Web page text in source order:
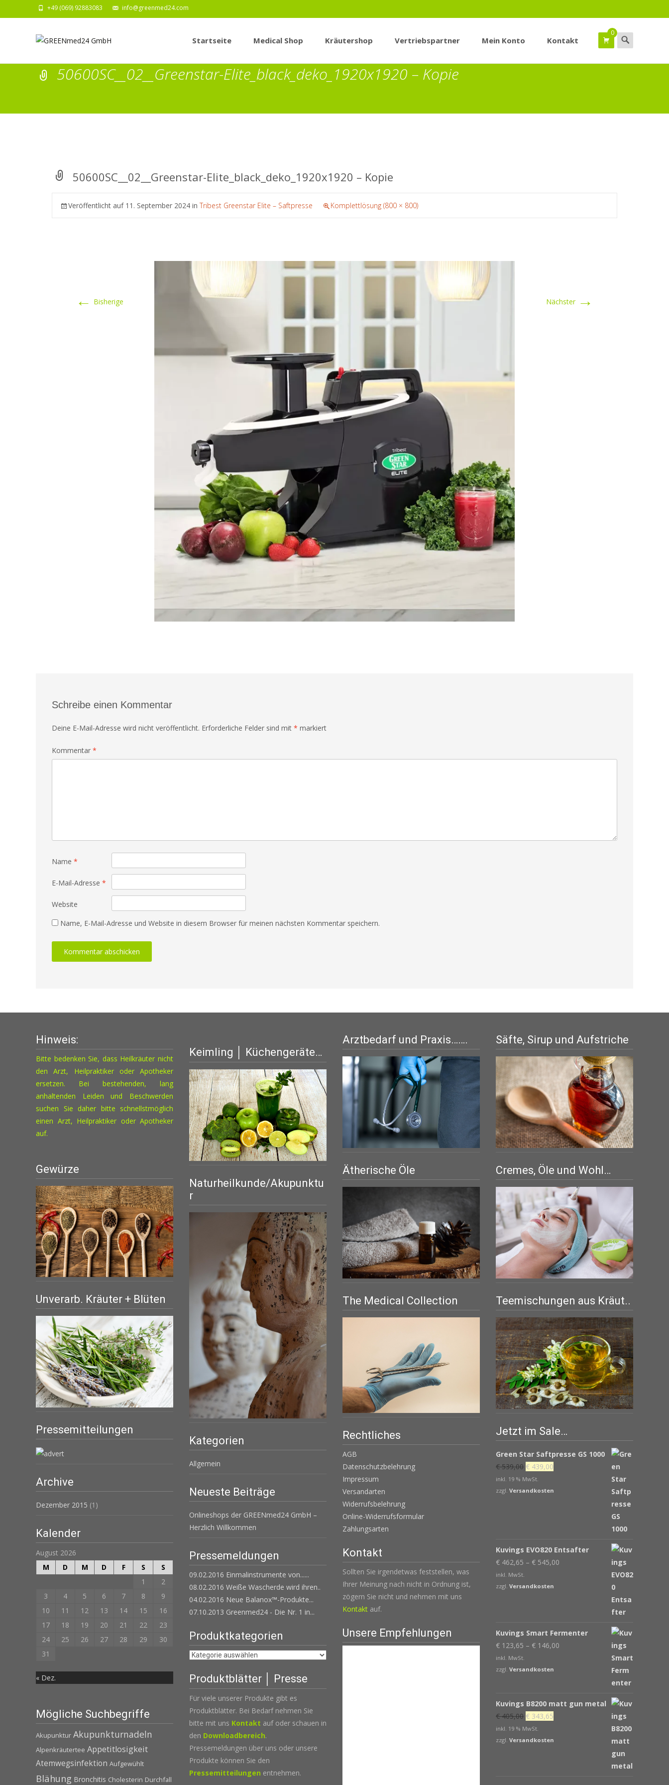
+49 (069) 92883083 info@greenmed24.com
InhaltStartseite Medical Shop Kräutershop Vertriebspartner Mein Konto Kontakt
0 Suchen
nach:
50600SC__02__Greenstar-Elite_black_deko_1920x1920 – Kopie
50600SC__02__Greenstar-Elite_black_deko_1920x1920 – Kopie
Veröffentlicht auf 11. September 2024 inTribest Greenstar Elite – Saftpresse Komplettlösung (800 × 800)
← Bisherige Nächster →
Schreibe einen Kommentar
Deine E-Mail-Adresse wird nicht veröffentlicht. Erforderliche Felder sind mit * markiert
Kommentar *
Name *
E-Mail-Adresse *
Website
Name, E-Mail-Adresse und Website in diesem Browser für meinen nächsten Kommentar speichern.
Hinweis:
Bitte bedenken Sie, dass Heilkräuter nicht
den Arzt, Heilpraktiker oder Apotheker
ersetzen. Bei bestehenden, lang
anhaltenden Leiden und Beschwerden
suchen Sie daher bitte schnellstmöglich
einen Arzt, Heilpraktiker oder Apotheker
auf.
Arztbedarf und Praxis…….
Säfte, Sirup und Aufstriche
Keimling │ Küchengeräte…
Gewürze Cremes, Öle und Wohl…
Ätherische Öle
Naturheilkunde/Akupunktu
r
Unverarb. Kräuter + Blüten Teemischungen aus Kräut..
The Medical Collection
Pressemitteilungen Jetzt im Sale…
Green Star Saftpresse GS 1000
€539,00 Ursprünglicher
Preis
war:
€ 439,00
ist:
inkl. 19 % MwSt.
zzgl. Versandkosten
Kuvings EVO820 Entsafter
€ 462,65 – € 545,00
inkl. MwSt.
zzgl. Versandkosten
Kuvings Smart Fermenter
€ 123,65 – € 146,00
inkl. MwSt.
zzgl. Versandkosten
Kuvings B8200 matt gun metal
€405,00 Ursprünglicher
Preis
war:
€ 343,65
ist:
inkl. 19 % MwSt.
zzgl. Versandkosten
Rechtliches
AGB
Datenschutzbelehrung
Impressum
Versandarten
Widerrufsbelehrung
Online-Widerrufsformular
Zahlungsarten
Kategorien
Allgemein
Archive
Dezember 2015 (1)
Neueste Beiträge
Onlineshops der GREENmed24 GmbH –
Herzlich Willkommen
Kalender
August 2026
M
D M D F S
S
1
2
3
4 5 6 7 8
9
10
11 12 13 14 15
16
17
18 19 20 21 22
23
24
25 26 27 28 29
30
31
« Dez.
Kontakt
Sollten Sie irgendetwas feststellen, was
Ihrer Meinung nach nicht in Ordnung ist,
zögern Sie nicht und nehmen mit uns
Kontakt auf.
Pressemeldungen
09.02.2016 Einmalinstrumente von......
08.02.2016 Weiße Wascherde wird ihren..
04.02.2016 Neue Balanox™-Produkte...
07.10.2013 Greenmed24 - Die Nr. 1 in...
Unsere Empfehlungen
Produktkategorien
Produktblätter │ Presse
Für viele unserer Produkte gibt es
Produktblätter. Bei Bedarf nehmen Sie
bitte mit uns Kontakt auf oder schauen in
den Downloadbereich.
Pressemeldungen über uns oder unsere
Produkte können Sie den
Pressemitteilungen entnehmen.
Mögliche Suchbegriffe
Akupunktur Akupunkturnadeln
Alpenkräutertee Appetitlosigkeit
Atemwegsinfektion Aufgewühlt
Blähung Bronchitis Cholesterin Durchfall